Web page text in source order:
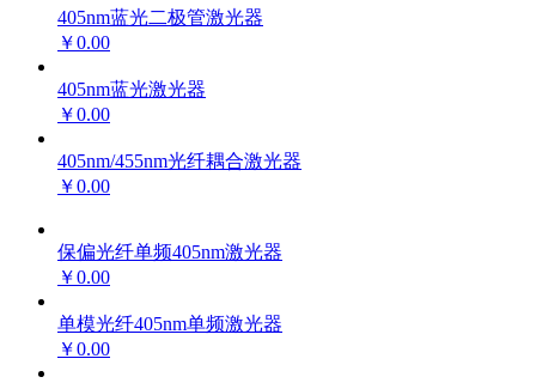
405nm蓝光二极管激光器
￥0.00
405nm蓝光激光器
￥0.00
405nm/455nm光纤耦合激光器
￥0.00
保偏光纤单频405nm激光器
￥0.00
单模光纤405nm单频激光器
￥0.00